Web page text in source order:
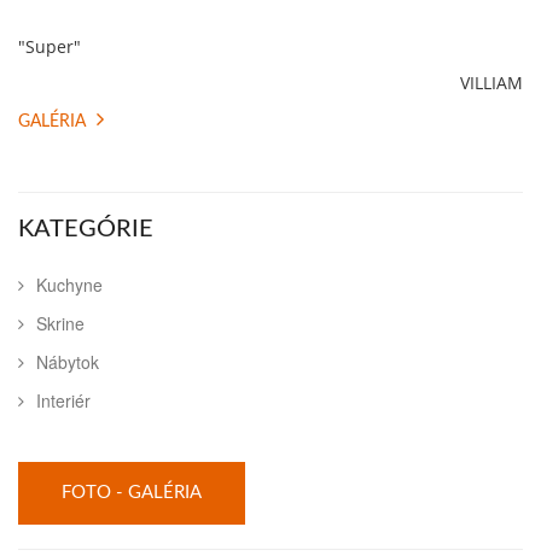
"Super"
VILLIAM
GALÉRIA
KATEGÓRIE
Kuchyne
Skrine
Nábytok
Interiér
FOTO - GALÉRIA